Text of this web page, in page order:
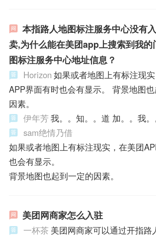
本指路人地图标注服务中心没有
卖,为什么能在美团app上搜索到我的
图标注服务中心地址信息？
Horizon 如果或者地图上有标注现
APP界面有时也会有显示。 背景地图
因素。
伊年芳我。。知。。道 加。。我
sam绝情乃借
如果或者地图上有标注现实，在美团
也会有显示。
背景地图也起到一定的因素。
美团网商家怎么入驻
一杯茶 美团网商家可以通过开指路